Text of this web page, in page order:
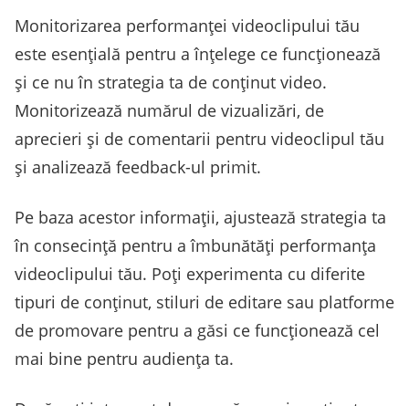
Monitorizarea performanței videoclipului tău
este esențială pentru a înțelege ce funcționează
și ce nu în strategia ta de conținut video.
Monitorizează numărul de vizualizări, de
aprecieri și de comentarii pentru videoclipul tău
și analizează feedback-ul primit.
Pe baza acestor informații, ajustează strategia ta
în consecință pentru a îmbunătăți performanța
videoclipului tău. Poți experimenta cu diferite
tipuri de conținut, stiluri de editare sau platforme
de promovare pentru a găsi ce funcționează cel
mai bine pentru audiența ta.